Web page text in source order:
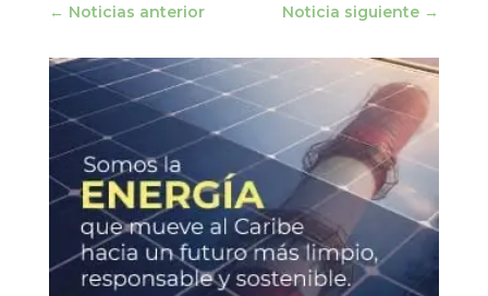
← Noticias anterior Noticia siguiente →